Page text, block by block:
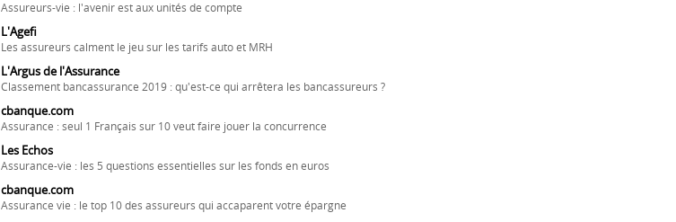
Assureurs-vie : l'avenir est aux unités de compte
L'Agefi
Les assureurs calment le jeu sur les tarifs auto et MRH
L'Argus de l'Assurance
Classement bancassurance 2019 : qu'est-ce qui arrêtera les bancassureurs ?
cbanque.com
Assurance : seul 1 Français sur 10 veut faire jouer la concurrence
Les Echos
Assurance-vie : les 5 questions essentielles sur les fonds en euros
cbanque.com
Assurance vie : le top 10 des assureurs qui accaparent votre épargne